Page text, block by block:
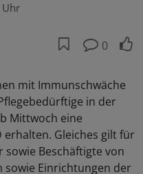
0
mit Immunschwäche
in der
Mittwoch eine
erhalten. Gleiches gilt für
Beschäftigte von
sowie Einrichtungen der